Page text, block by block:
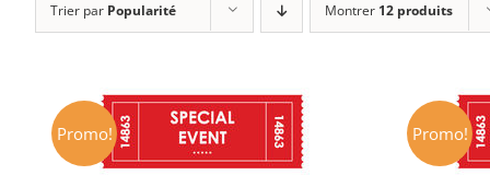
Trier par Popularité Montrer 12 produits
Promo! Promo!